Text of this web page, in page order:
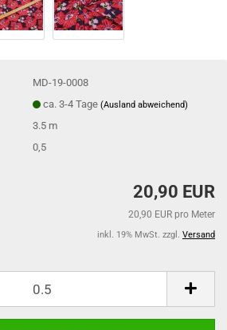
MD-19-0008
ca. 3-4 Tage(Ausland abweichend)
3.5 m
0,5
20,90 EUR
20,90 EUR pro Meter
inkl. 19% MwSt. zzgl. Versand